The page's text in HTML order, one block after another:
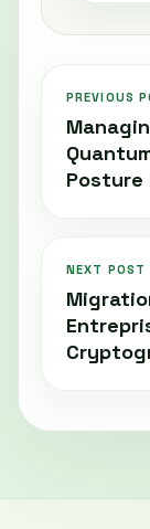
PREVIOUS
Posture
NEXT POST